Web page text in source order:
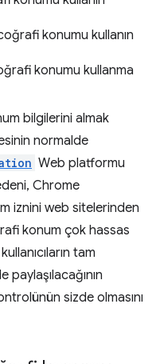
konumu kullanın
konumu kullanma
bilgilerini almak
normalde
Web platformu
Chrome
iznini web sitelerinden
konum çok hassas
tam
paylaşılacağının
sizde olmasını